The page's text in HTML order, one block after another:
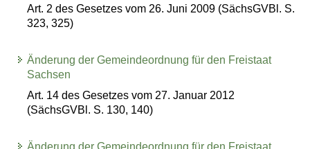
Art. 2 des Gesetzes vom 26. Juni 2009 (SächsGVBl. S.
323, 325)
Änderung der Gemeindeordnung für den Freistaat
Sachsen
Art. 14 des Gesetzes vom 27. Januar 2012
(SächsGVBl. S. 130, 140)
Änderung der Gemeindeordnung für den Freistaat